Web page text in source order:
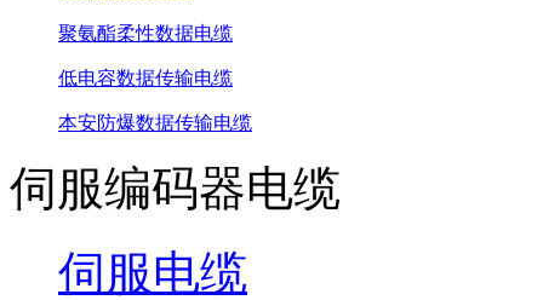
聚氨酯柔性数据电缆
低电容数据传输电缆
本安防爆数据传输电缆
伺服编码器电缆
伺服电缆